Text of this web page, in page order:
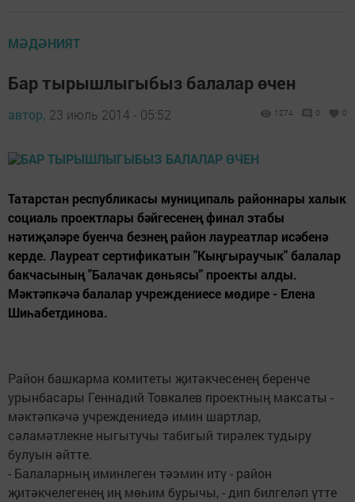
МӘДӘНИЯТ
Бар тырышлыгыбыз балалар өчен
автор, 23 июль 2014 - 05:52 1274 0 0
Татарстан республикасы муниципаль районнары халык
социаль проектлары бәйгесенең финал этабы
нәтиҗәләре буенча безнең район лауреатлар исәбенә
керде. Лауреат сертификатын "Кыңгыраучык" балалар
бакчасының "Балачак дөньясы" проекты алды.
Мәктәпкәчә балалар учреждениесе мөдире - Елена
Шиһабетдинова.
Район башкарма комитеты җитәкчесенең беренче
урынбасары Геннадий Товкалев проектның максаты -
мәктәпкәчә учреждениедә имин шартлар,
сәламәтлекне ныгытучы табигый тирәлек тудыру
булуын әйтте.
- Балаларның иминлеген тәэмин итү - район
җитәкчелегенең иң мөһим бурычы, - дип билгеләп үтте